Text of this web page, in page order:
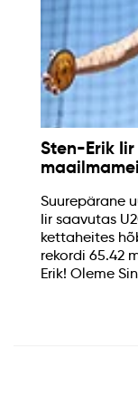
Sten-Erik
Suurepärane
Iir saavutas
kettaheites
rekordi 65.42
Erik! Oleme